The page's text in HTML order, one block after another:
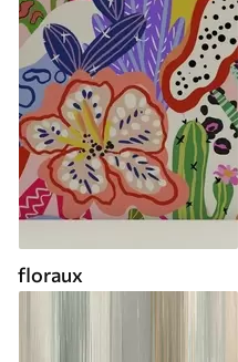
floraux